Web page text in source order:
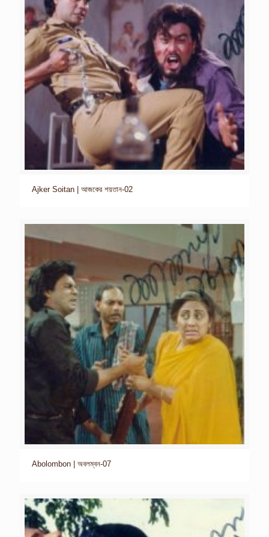
Ajker Soitan | আজকের শয়তান-02
Abolombon | অবলম্বন-07